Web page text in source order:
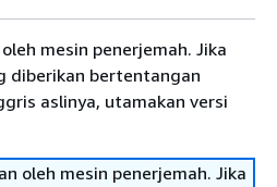
mesin penerjemah. Jika
diberikan bertentangan
aslinya, utamakan versi
oleh mesin penerjemah. Jika